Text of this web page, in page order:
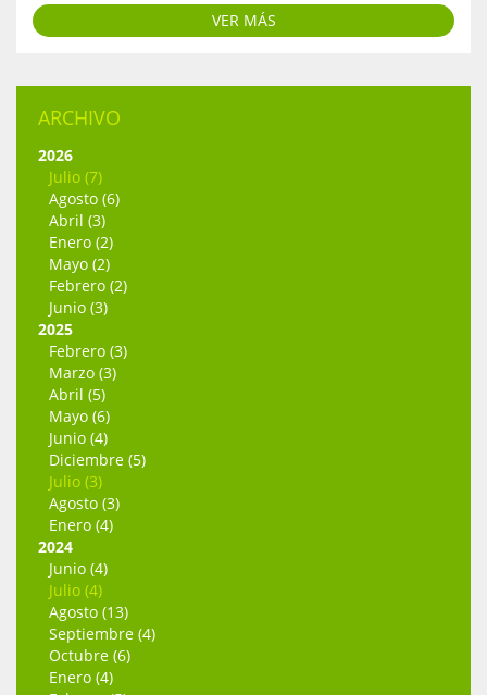
VER MÁS
ARCHIVO
2026
Julio (7)
Agosto (6)
Abril (3)
Enero (2)
Mayo (2)
Febrero (2)
Junio (3)
2025
Febrero (3)
Marzo (3)
Abril (5)
Mayo (6)
Junio (4)
Diciembre (5)
Julio (3)
Agosto (3)
Enero (4)
2024
Junio (4)
Julio (4)
Agosto (13)
Septiembre (4)
Octubre (6)
Enero (4)